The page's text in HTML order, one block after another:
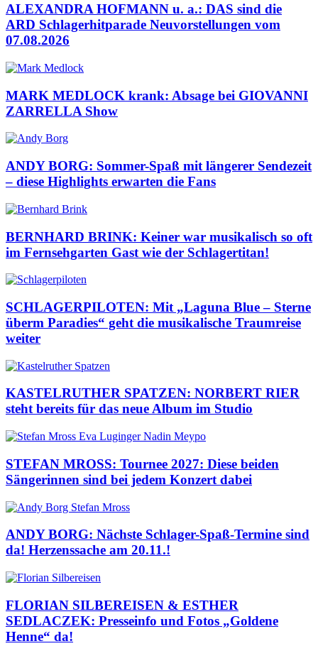
ALEXANDRA HOFMANN u. a.: DAS sind die
ARD Schlagerhitparade Neuvorstellungen vom
07.08.2026
MARK MEDLOCK krank: Absage bei GIOVANNI
ZARRELLA Show
ANDY BORG: Sommer-Spaß mit längerer Sendezeit
– diese Highlights erwarten die Fans
BERNHARD BRINK: Keiner war musikalisch so oft
im Fernsehgarten Gast wie der Schlagertitan!
SCHLAGERPILOTEN: Mit „Laguna Blue – Sterne
überm Paradies“ geht die musikalische Traumreise
weiter
KASTELRUTHER SPATZEN: NORBERT RIER
steht bereits für das neue Album im Studio
STEFAN MROSS: Tournee 2027: Diese beiden
Sängerinnen sind bei jedem Konzert dabei
ANDY BORG: Nächste Schlager-Spaß-Termine sind
da! Herzenssache am 20.11.!
FLORIAN SILBEREISEN & ESTHER
SEDLACZEK: Presseinfo und Fotos „Goldene
Henne“ da!